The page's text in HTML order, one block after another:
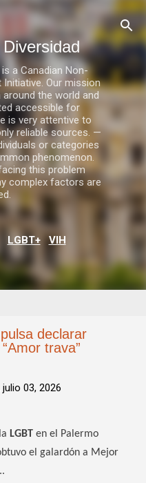
principal
a Canadian Non-
Our mission
the world and
accessible for
is very attentive to
reliable sources. —
or categories
phenomenon.
this problem
complex factors are
LGBT+ VIH
declarar
trava”
03, 2026
LGBT en el Palermo
el galardón a Mejor